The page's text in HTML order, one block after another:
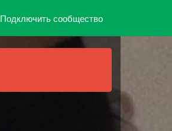
Подключить сообщество